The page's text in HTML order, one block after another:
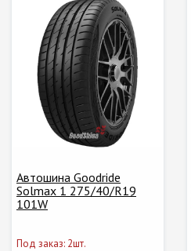
Автошина Goodride
Solmax 1 275/40/R19
101W
Под заказ: 2шт.